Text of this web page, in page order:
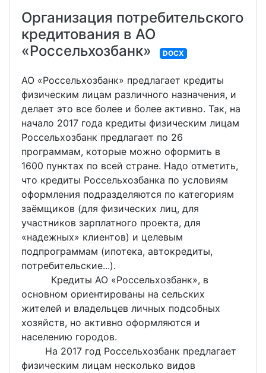
Организация потребительского
кредитования в АО
«Россельхозбанк»
DOCX
АО «Россельхозбанк» предлагает кредиты
физическим лицам различного назначения, и
делает это все более и более активно. Так, на
начало 2017 года кредиты физическим лицам
Россельхозбанк предлагает по 26
программам, которые можно оформить в
1600 пунктах по всей стране. Надо отметить,
что кредиты Россельхозбанка по условиям
оформления подразделяются по категориям
заёмщиков (для физических лиц, для
участников зарплатного проекта, для
«надежных» клиентов) и целевым
подпрограммам (ипотека, автокредиты,
потребительские...).
Кредиты АО «Россельхозбанк», в
основном ориентированы на сельских
жителей и владельцев личных подсобных
хозяйств, но активно оформляются и
населению городов.
На 2017 год Россельхозбанк предлагает
физическим лицам несколько видов